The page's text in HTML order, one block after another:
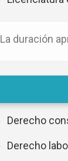
La duración
Derecho
Derecho